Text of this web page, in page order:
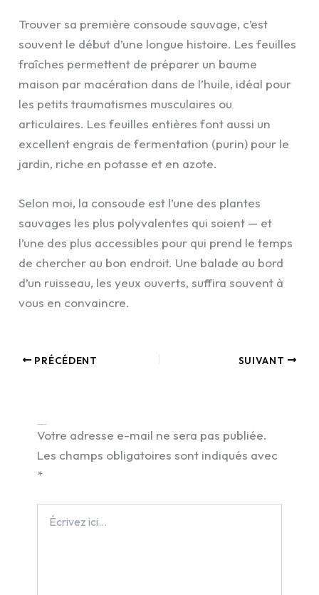
Trouver sa première consoude sauvage, c’est
souvent le début d’une longue histoire. Les feuilles
fraîches permettent de préparer un baume
maison par macération dans de l’huile, idéal pour
les petits traumatismes musculaires ou
articulaires. Les feuilles entières font aussi un
excellent engrais de fermentation (purin) pour le
jardin, riche en potasse et en azote.
Selon moi, la consoude est l’une des plantes
sauvages les plus polyvalentes qui soient — et
l’une des plus accessibles pour qui prend le temps
de chercher au bon endroit. Une balade au bord
d’un ruisseau, les yeux ouverts, suffira souvent à
vous en convaincre.
PRÉCÉDENT SUIVANT
Votre adresse e-mail ne sera pas publiée.
Les champs obligatoires sont indiqués avec
*
ici…